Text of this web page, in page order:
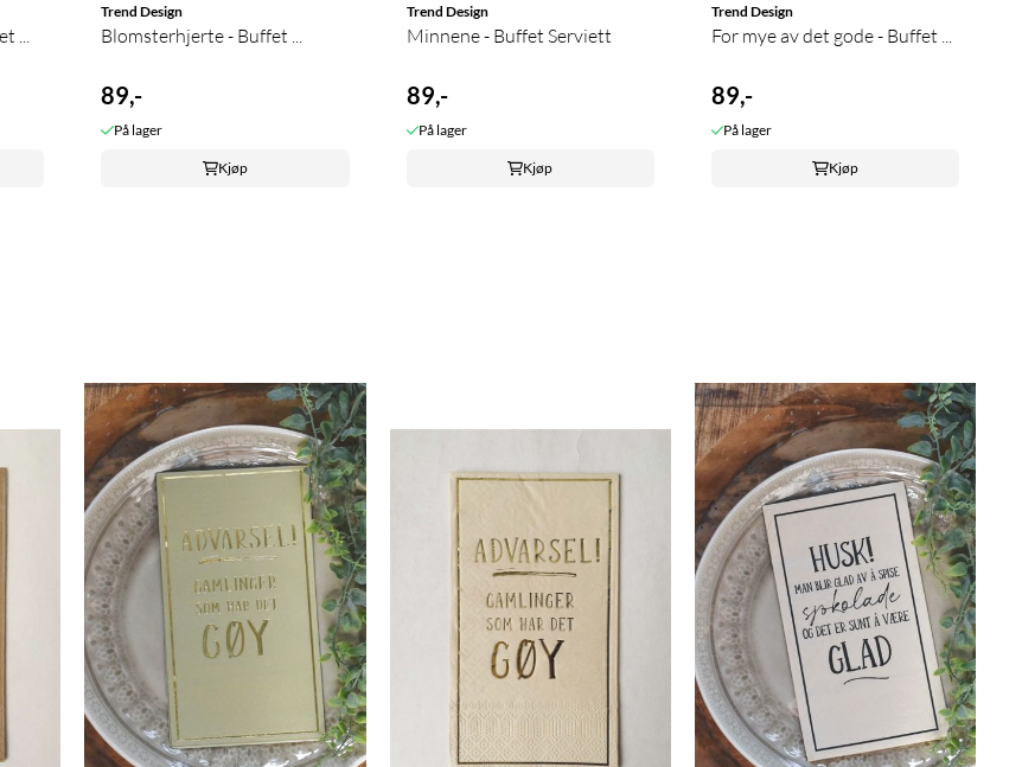
...
Trend Design
Blomsterhjerte - Buffet ...
89,-
På lager
Kjøp
Trend Design
Minnene - Buffet Serviett
89,-
På lager
Kjøp
Trend Design
For mye av det gode - Buffet ...
89,-
På lager
Kjøp